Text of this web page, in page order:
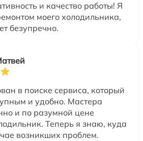
и качество работы! Я
моего холодильника,
безупречно.
в поиске сервиса, который
и удобно. Мастера
и по разумной цене
Теперь я знаю, куда
возникших проблем.